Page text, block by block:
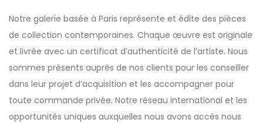
Notre galerie basée à Paris représente et édite des pièces
de collection contemporaines. Chaque œuvre est originale
et livrée avec un certificat d’authenticité de l’artiste. Nous
sommes présents auprès de nos clients pour les conseiller
dans leur projet d’acquisition et les accompagner pour
toute commande privée. Notre réseau international et les
opportunités uniques auxquelles nous avons accès nous